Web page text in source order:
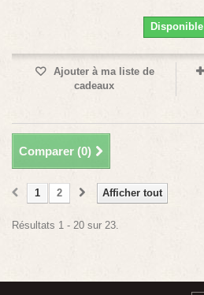
Disponible
Ajouter à ma liste de
cadeaux
Comparer (0)
Afficher tout
1 2
Résultats 1 - 20 sur 23.